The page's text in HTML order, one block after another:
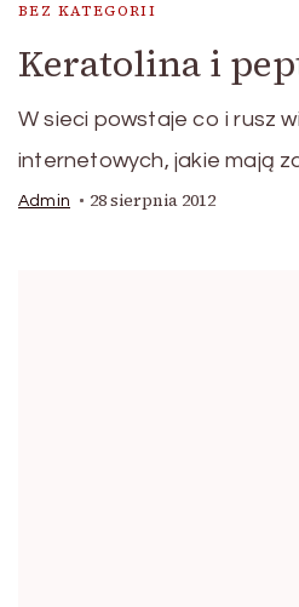
BEZ KATEGORII
Keratolina i
W sieci powstaje co i rusz
internetowych, jakie mają
Admin 28 sierpnia 2012